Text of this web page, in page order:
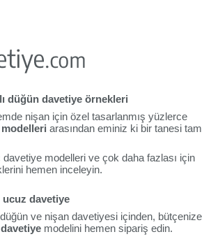
düğün davetiye örnekleri
nişan için özel tasarlanmış yüzlerce
arasından eminiz ki bir tanesi tam
davetiye modelleri ve çok daha fazlası için
hemen inceleyin.
ucuz davetiye
ve nişan davetiyesi içinden, bütçenize
modelini hemen sipariş edin.